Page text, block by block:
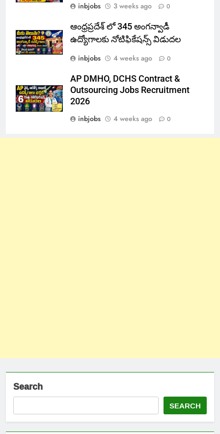
inbjobs
3 weeks ago 0
ఆంధ్రప్రదేశ్ లో 345 అంగన్వాడీ
ఉద్యోగాలకు నోటిఫికేషన్స్ విడుదల
inbjobs
4 weeks ago 0
AP DMHO, DCHS Contract &
Outsourcing Jobs Recruitment
2026
inbjobs
4 weeks ago 0
Search
SEARCH